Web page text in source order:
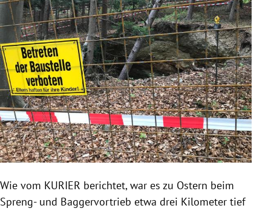
Wie vom KURIER berichtet, war es zu Ostern beim
Spreng- und Baggervortrieb etwa drei Kilometer tief